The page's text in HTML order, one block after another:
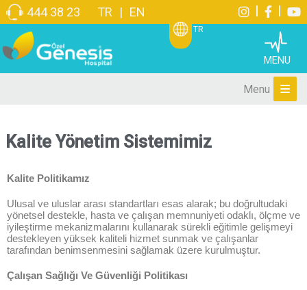
444 38 23 TR | EN
TR
MENU
Menu
Kalite Yönetim Sistemimiz
Kalite Politikamız
Ulusal ve uluslar arası standartları esas alarak; bu doğrultudaki
yönetsel destekle, hasta ve çalışan memnuniyeti odaklı, ölçme ve
iyileştirme mekanizmalarını kullanarak sürekli eğitimle gelişmeyi
destekleyen yüksek kaliteli hizmet sunmak ve çalışanlar
tarafından benimsenmesini sağlamak üzere kurulmuştur.
Çalışan Sağlığı Ve Güvenliği Politikası